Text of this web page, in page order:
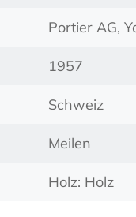
Portier AG,
1957
Schweiz
Meilen
Holz: Holz